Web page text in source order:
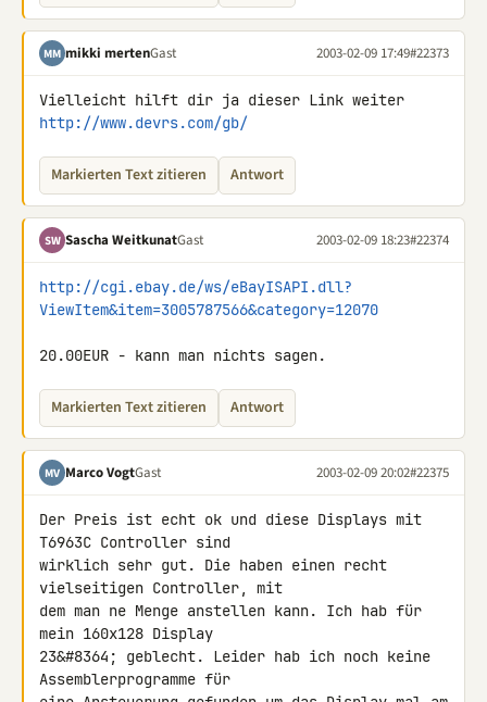
MM mikki mertenGast 2003-02-09 17:49#22373
http://www.devrs.com/gb/
Markierten Text zitieren Antwort
SW Sascha WeitkunatGast 2003-02-09 18:23#22374
http://cgi.ebay.de/ws/eBayISAPI.dll?
ViewItem&item=3005787566&category=12070
20.00EUR - kann man nichts sagen.
Markierten Text zitieren Antwort
MV Marco VogtGast 2003-02-09 20:02#22375
Der Preis ist echt ok und diese Displays mit
T6963C Controller sind
wirklich sehr gut. Die haben einen recht
vielseitigen Controller, mit
dem man ne Menge anstellen kann. Ich hab für
mein 160x128 Display
23&#8364; geblecht. Leider hab ich noch keine
Assemblerprogramme für